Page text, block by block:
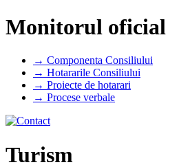
Monitorul oficial
→ Componenta Consiliului
→ Hotararile Consiliului
→ Proiecte de hotarari
→ Procese verbale
Turism